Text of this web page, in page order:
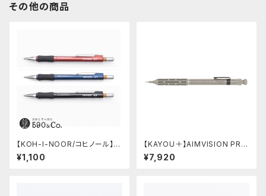
その他の商品
【KOH-I-NOOR/コヒノール】M
ephisto profi 5035シャープ
ペンシル(0.5mm)
¥1,100
【KAYOU＋】AIMVISION PR
O/エイムビジョンプロ (チタニウ
ムゴールド)
¥7,920